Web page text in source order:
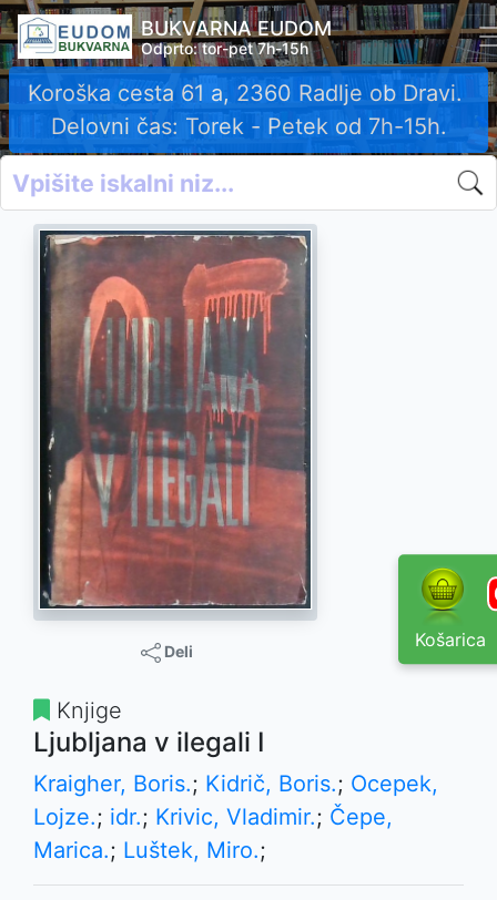
BUKVARNA EUDOM
Odprto: tor-pet 7h-15h
Koroška cesta 61 a, 2360 Radlje ob Dravi.
Delovni čas: Torek - Petek od 7h-15h.
Košarica
Deli
Knjige
Ljubljana v ilegali I
Kraigher, Boris.; Kidrič, Boris.; Ocepek,
Lojze.; idr.; Krivic, Vladimir.; Čepe,
Marica.; Luštek, Miro.;